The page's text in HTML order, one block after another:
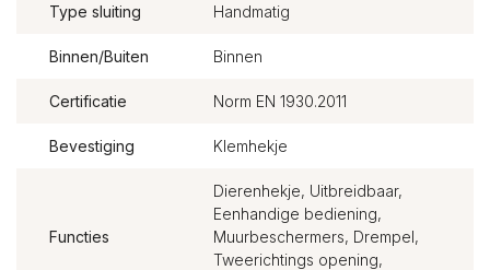
Type sluiting Handmatig
Binnen/Buiten Binnen
Certificatie Norm EN 1930.2011
Bevestiging Klemhekje
Functies
Dierenhekje, Uitbreidbaar,
Eenhandige bediening,
Muurbeschermers, Drempel,
Tweerichtings opening,